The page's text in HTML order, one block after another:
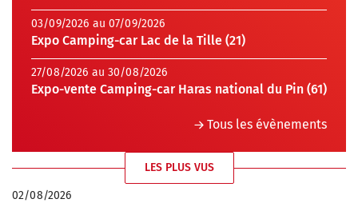
03/09/2026 au 07/09/2026
Expo Camping-car Lac de la Tille (21)
27/08/2026 au 30/08/2026
Expo-vente Camping-car Haras national du Pin (61)
Tous les évènements
LES PLUS VUS
02/08/2026